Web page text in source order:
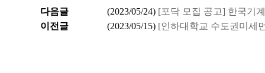
다음글 (2023/05/24) [포닥 모집 공고] 한국기
이전글
(2023/05/15) [인하대학교 수도권미세